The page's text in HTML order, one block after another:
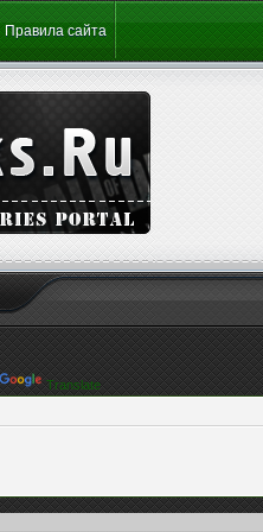
Правила сайта
Translate